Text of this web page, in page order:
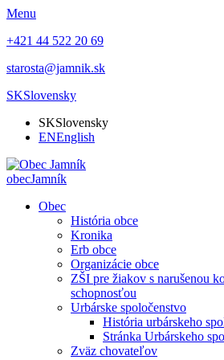
Menu
+421 44 522 20 69
starosta@jamnik.sk
SKSlovensky
SKSlovensky
ENEnglish
obecJamník
Obec
História obce
Kronika
Erb obce
Organizácie obce
ZŠI pre žiakov s narušenou
schopnosťou
Urbárske spoločenstvo
História urbárskeho
Stránka Urbárskeho
Zväz chovateľov